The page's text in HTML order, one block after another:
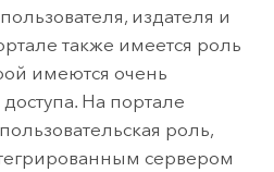
издателя и
также имеется роль
имеются очень
На портале
роль,
сервером